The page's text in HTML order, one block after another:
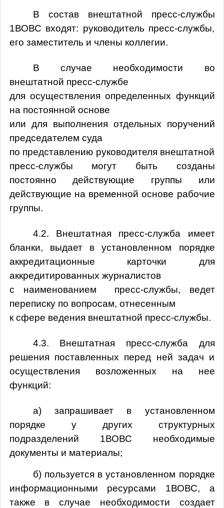
В состав внештатной пресс-службы
1ВОВС входят: руководитель пресс-службы,
его заместитель и члены коллегии.
В случае необходимости во
внештатной пресс-службе
для осуществления определенных функций
на постоянной основе
или для выполнения отдельных поручений
председателем суда
по представлению руководителя внештатной
пресс-службы могут быть созданы
постоянно действующие группы или
действующие на временной основе рабочие
группы.
4.2. Внештатная пресс-служба имеет
бланки, выдает в установленном порядке
аккредитационные карточки для
аккредитированных журналистов
с наименованием пресс-службы, ведет
переписку по вопросам, отнесенным
к сфере ведения внештатной пресс-службы.
4.3. Внештатная пресс-служба для
решения поставленных перед ней задач и
осуществления возложенных на нее
функций:
а) запрашивает в установленном
порядке у других структурных
подразделений 1ВОВС необходимые
документы и материалы;
б) пользуется в установленном порядке
информационными ресурсами 1ВОВС, а
также в случае необходимости создает